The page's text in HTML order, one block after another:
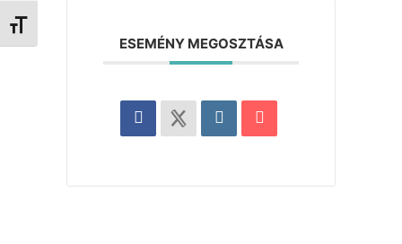
Betűméret váltása
ESEMÉNY MEGOSZTÁSA